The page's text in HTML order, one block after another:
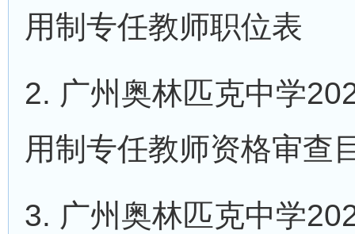
用制专任教师职位表
2. 广州奥林匹克中学
用制专任教师资格审查
3. 广州奥林匹克中学